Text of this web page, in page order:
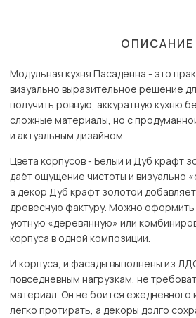
ОПИСАНИЕ
Модульная кухня Пасаденна - это
визуально выразительное решение
получить ровную, аккуратную кухню
сложные материалы, но с
и актуальным дизайном.
Цвета корпусов - Белый и Дуб крафт
даёт ощущение чистоты и визуально
а декор Дуб крафт золотой
древесную фактуру. Можно оформить
уютную «деревянную» или
корпуса в одной композиции.
И корпуса, и фасады выполнены из
повседневным нагрузкам, не
материал. Он не боится ежедневного
легко протирать, а декоры долго